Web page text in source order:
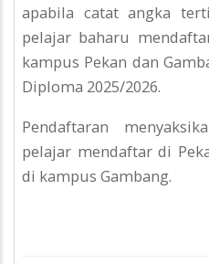
apabila catat angka
pelajar baharu
kampus Pekan dan
Diploma 2025/2026.
Pendaftaran
pelajar mendaftar di
di kampus Gambang.